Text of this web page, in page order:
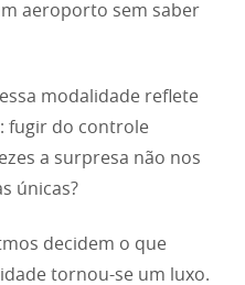
aeroporto sem saber
modalidade reflete
fugir do controle
a surpresa não nos
únicas?
decidem o que
tornou-se um luxo.